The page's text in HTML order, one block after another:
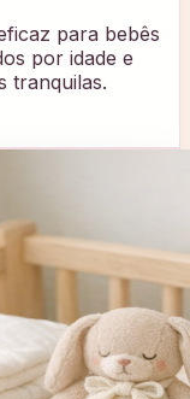
para bebês
por idade e
tranquilas.